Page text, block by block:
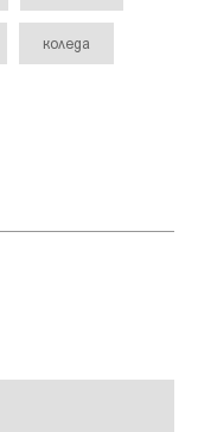
коледа